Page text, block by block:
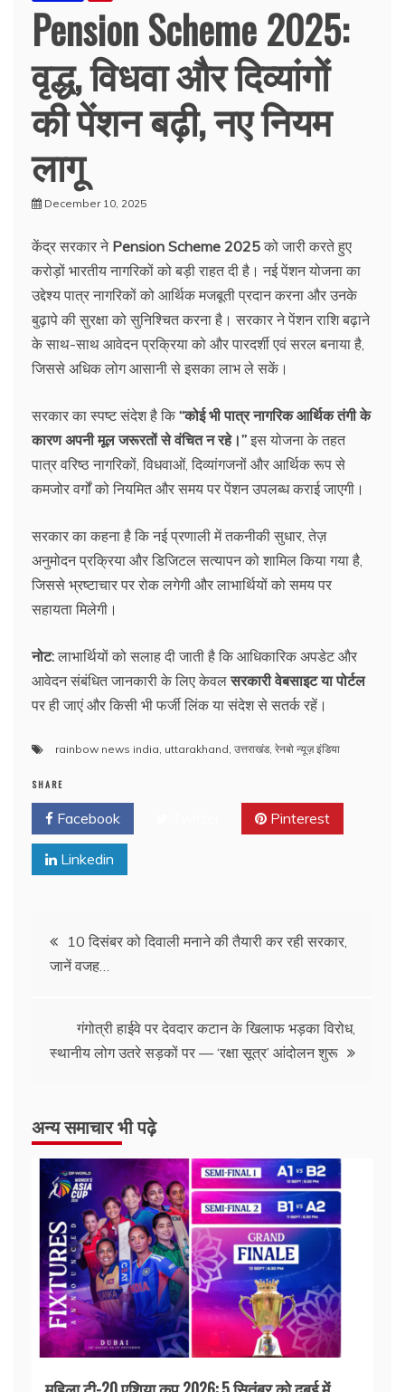
Pension Scheme 2025:
वृद्ध, विधवा और दिव्यांगों
की पेंशन बढ़ी, नए नियम
लागू
December 10, 2025
केंद्र सरकार ने Pension Scheme 2025को जारी करते हुए
करोड़ों भारतीय नागरिकों को बड़ी राहत दी है। नई पेंशन योजना का
उद्देश्य पात्र नागरिकों को आर्थिक मजबूती प्रदान करना और उनके
बुढ़ापे की सुरक्षा को सुनिश्चित करना है। सरकार ने पेंशन राशि बढ़ाने
के साथ-साथ आवेदन प्रक्रिया को और पारदर्शी एवं सरल बनाया है,
जिससे अधिक लोग आसानी से इसका लाभ ले सकें।
सरकार का स्पष्ट संदेश है कि “कोई भी पात्र नागरिक आर्थिक तंगी के
कारण अपनी मूल जरूरतों से वंचित न रहे।”इस योजना के तहत
पात्र वरिष्ठ नागरिकों, विधवाओं, दिव्यांगजनों और आर्थिक रूप से
कमजोर वर्गों को नियमित और समय पर पेंशन उपलब्ध कराई जाएगी।
सरकार का कहना है कि नई प्रणाली में तकनीकी सुधार, तेज़
अनुमोदन प्रक्रिया और डिजिटल सत्यापन को शामिल किया गया है,
जिससे भ्रष्टाचार पर रोक लगेगी और लाभार्थियों को समय पर
सहायता मिलेगी।
नोट:लाभार्थियों को सलाह दी जाती है कि आधिकारिक अपडेट और
आवेदन संबंधित जानकारी के लिए केवलसरकारी वेबसाइट या पोर्टल
पर ही जाएं और किसी भी फर्जी लिंक या संदेश से सतर्क रहें।
rainbow news india, uttarakhand, उत्तराखंड, रेनबो न्यूज़ इंडिया
SHARE
Facebook Pinterest
Linkedin
Post
navigation
10 दिसंबर को दिवाली मनाने की तैयारी कर रही सरकार,
जानें वजह…
गंगोत्री हाईवे पर देवदार कटान के खिलाफ भड़का विरोध,
स्थानीय लोग उतरे सड़कों पर — ‘रक्षा सूत्र’ आंदोलन शुरू
अन्य समाचार भी पढ़े